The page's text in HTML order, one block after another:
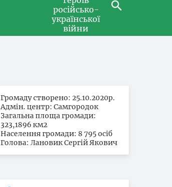
російсько-
української
війни
Громаду створено: 25.10.2020р.
Адмін. центр: Самгородок
Загальна площа громади:
323,1896 км2
Населення громади: 8 795 осіб
Голова: Лановик Сергій Якович